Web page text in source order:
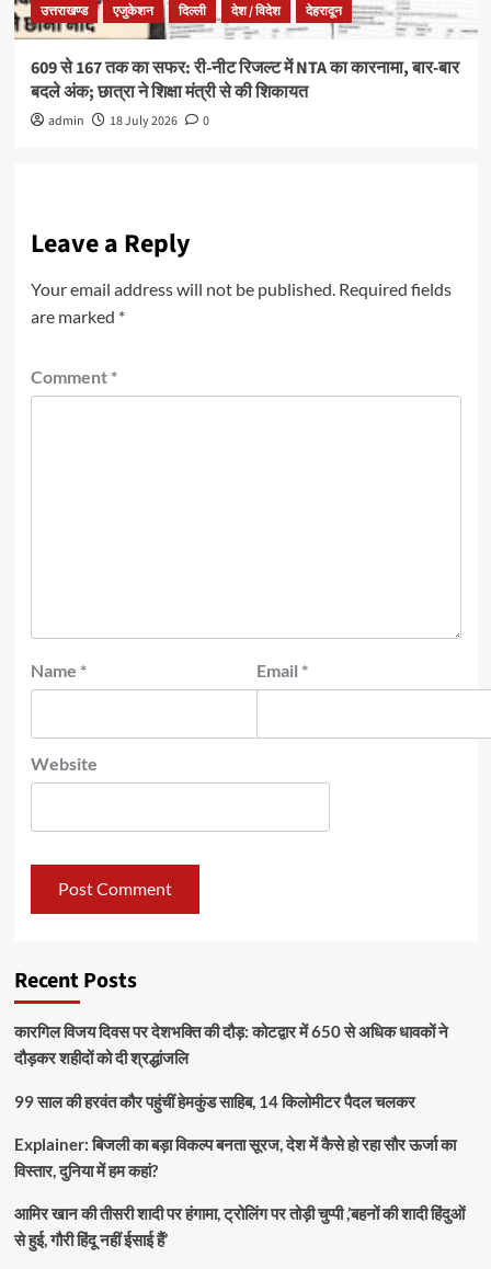
उत्तराखण्ड एजुकेशन दिल्ली देश / विदेश देहरादून
609 से 167 तक का सफर: री-नीट रिजल्ट में NTA का कारनामा, बार-बार
बदले अंक; छात्रा ने शिक्षा मंत्री से की शिकायत
admin 18 July 2026 0
Leave a Reply
Your email address will not be published. Required fields
are marked *
Comment *
Name * Email *
Website
Recent Posts
कारगिल विजय दिवस पर देशभक्ति की दौड़: कोटद्वार में 650 से अधिक धावकों ने
दौड़कर शहीदों को दी श्रद्धांजलि
99 साल की हरवंत कौर पहुंचीं हेमकुंड साहिब, 14 किलोमीटर पैदल चलकर
Explainer: बिजली का बड़ा विकल्प बनता सूरज, देश में कैसे हो रहा सौर ऊर्जा का
विस्तार, दुनिया में हम कहां?
आमिर खान की तीसरी शादी पर हंगामा, ट्रोलिंग पर तोड़ी चुप्पी ,’बहनों की शादी हिंदुओं
से हुई, गौरी हिंदू नहीं ईसाई हैं’